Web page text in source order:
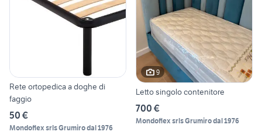
Rete ortopedica a doghe di
faggio
50 €
Mondoflex srls Grumiro dal 1976
9
Letto singolo contenitore
700 €
Mondoflex srls Grumiro dal 1976